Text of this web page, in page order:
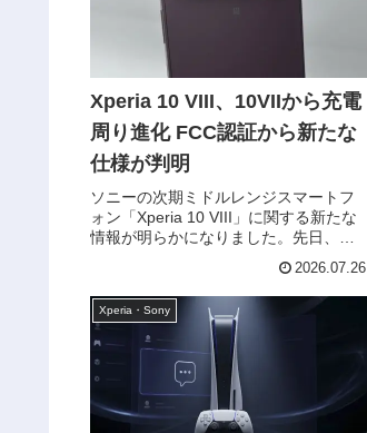
Xperia 10 VIII、10VIIから充電
周り進化 FCC認証から新たな
仕様が判明
ソニーの次期ミドルレンジスマートフ
ォン「Xperia 10 VIII」に関する新たな
情報が明らかになりました。先日、米
国FCC（連邦通信委員会）の認証を通
過したことが判明していましたが、そ
の認証資料から30W有線急速充電に対
応する可能性が高...
2026.07.26
Xperia・Sony